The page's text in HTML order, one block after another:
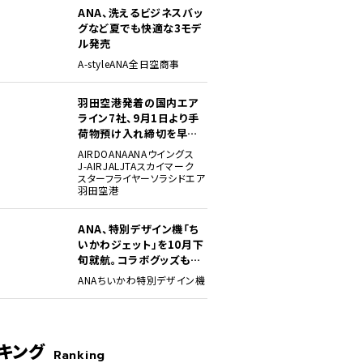
ANA、洗えるビジネスバッ
グなど夏でも快適な3モデ
ル発売
A-styleANA全日空商事
羽田空港発着の国内エア
ライン7社、9月1日より手
荷物預け入れ締切を早期
化・厳格化。定時性確保に
向け
AIRDOANAANAウイングス
J-AIRJAL JTAスカイマーク
スターフライヤーソラシドエア
羽田空港
ANA、特別デザイン機「ち
いかわジェット」を10月下
旬就航。コラボグッズも展
開
ANAちいかわ特別デザイン機
ング Ranking